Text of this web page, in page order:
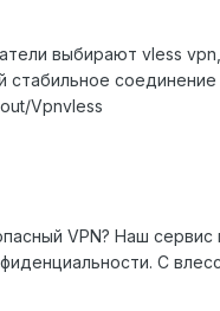
выбирают vless
соединение
Vpnvless
VPN? Наш
С